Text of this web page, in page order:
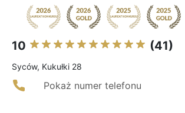
10 (41)
Syców, Kukułki 28
Pokaż numer telefonu